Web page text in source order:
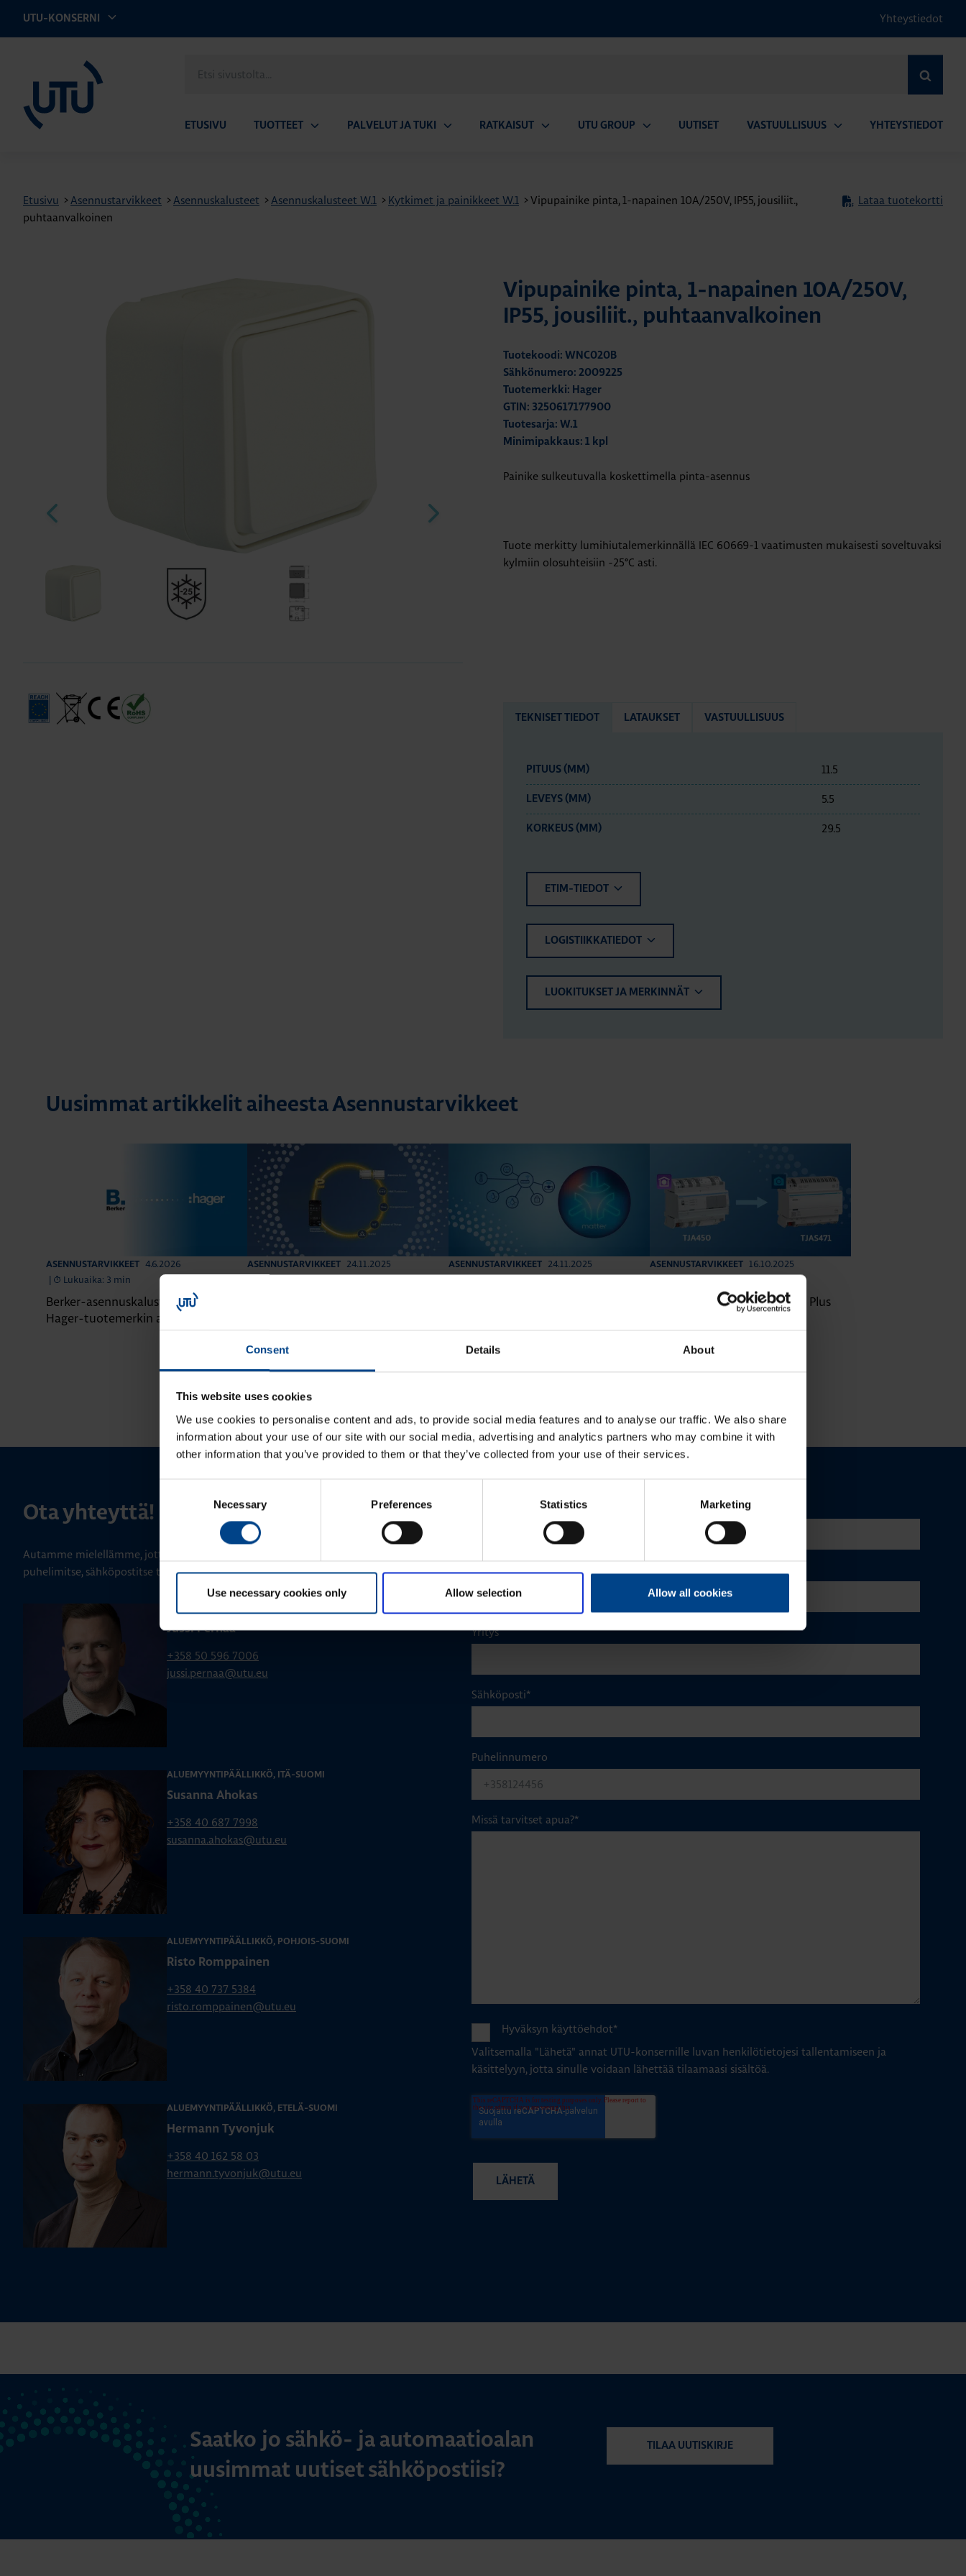
Consent Details About
This website uses cookies
We use cookies to personalise content and ads, to provide social media features and to analyse our traffic. We also share
information about your use of our site with our social media, advertising and analytics partners who may combine it with
other information that you’ve provided to them or that they’ve collected from your use of their services.
Necessary Preferences Statistics Marketing
Use necessary cookies only Allow selection Allow all cookies
UTU-KONSERNI Yhteystiedot
sivustolta
ETUSIVU TUOTTEET PALVELUT JA TUKI RATKAISUT UTU GROUP UUTISET VASTUULLISUUS YHTEYSTIEDOT
Etusivu >Asennustarvikkeet >Asennuskalusteet >Asennuskalusteet W.1 > Kytkimet ja painikkeet W.1 >Vipupainike pinta, 1-napainen 10A/250V, IP55, jousiliit.,
puhtaanvalkoinen
Lataa tuotekortti
Vipupainike pinta, 1-napainen 10A/250V,
IP55, jousiliit., puhtaanvalkoinen
Tuotekoodi: WNC020B
Sähkönumero: 2009225
Tuotemerkki: Hager
GTIN: 3250617177900
Tuotesarja: W.1
Minimipakkaus: 1 kpl
Painike sulkeutuvalla koskettimella pinta-asennus
Tuote merkitty lumihiutalemerkinnällä IEC 60669-1 vaatimusten mukaisesti soveltuvaksi
kylmiin olosuhteisiin -25°C asti.
TEKNISET TIEDOT LATAUKSET VASTUULLISUUS
PITUUS (MM) 11.5
LEVEYS (MM) 5.5
KORKEUS (MM) 29.5
ETIM-TIEDOT
LOGISTIIKKATIEDOT
LUOKITUKSET JA MERKINNÄT
Uusimmat artikkelit aiheesta Asennustarvikkeet
ASENNUSTARVIKKEET
4.6.2026
|
Lukuaika: 3 min
Berker-asennuskalusteet siirtyvät
Hager-tuotemerkin alle
ASENNUSTARVIKKEET
24.11.2025
ASENNUSTARVIKKEET
24.11.2025
ASENNUSTARVIKKEET
16.10.2025
Uuden sukupolven domovea Plus
korvaa domovea V1:n
KATSO LISÄÄ ARTIKKELEITA
Ota yhteyttä!
Autamme mielellämme, jotta löydämme sinulle parhaan ratkaisun. Otathan yhteyttä
puhelimitse, sähköpostitse tai verkkolomakkeen kautta.
Jussi Pernaa
+358 50 596 7006
jussi.pernaa@utu.eu
ALUEMYYNTIPÄÄLLIKKÖ, ITÄ-SUOMI
Susanna Ahokas
+358 40 687 7998
susanna.ahokas@utu.eu
ALUEMYYNTIPÄÄLLIKKÖ, POHJOIS-SUOMI
Risto Romppainen
+358 40 737 5384
risto.romppainen@utu.eu
ALUEMYYNTIPÄÄLLIKKÖ, ETELÄ-SUOMI
Hermann Tyvonjuk
+358 40 162 58 03
hermann.tyvonjuk@utu.eu
Sukunimi*
Yritys
Sähköposti*
Puhelinnumero
Missä tarvitset apua?*
Hyväksyn käyttöehdot*
Valitsemalla "Lähetä" annat UTU-konsernille luvan henkilötietojesi tallentamiseen ja
käsittelyyn, jotta sinulle voidaan lähettää tilaamaasi sisältöä.
Saatko jo sähkö- ja automaatioalan
uusimmat uutiset sähköpostiisi?
TILAA UUTISKIRJE